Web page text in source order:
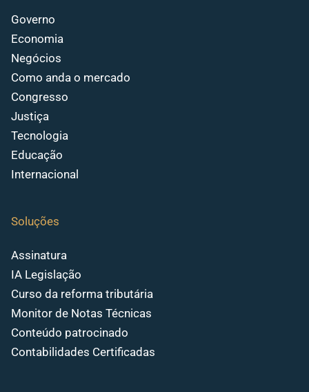
Governo
Economia
Negócios
Como anda o mercado
Congresso
Justiça
Tecnologia
Educação
Internacional
Soluções
Assinatura
IA Legislação
Curso da reforma tributária
Monitor de Notas Técnicas
Conteúdo patrocinado
Contabilidades Certificadas